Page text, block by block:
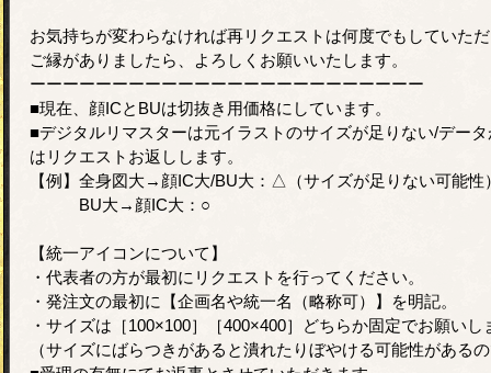
お気持ちが変わらなければ再リクエストは何度でもしていた
ご縁がありましたら、よろしくお願いいたします。
ーーーーーーーーーーーーーーーーーーーーーーーー
■現在、顔ICとBUは切抜き用価格にしています。
■デジタルリマスターは元イラストのサイズが足りない/デー
はリクエストお返しします。
【例】全身図大→顔IC大/BU大：△（サイズが足りない可能
BU大→顔IC大：○
【統一アイコンについて】
・代表者の方が最初にリクエストを行ってください。
・発注文の最初に【企画名や統一名（略称可）】を明記。
・サイズは［100×100］［400×400］どちらか固定でお願いし
（サイズにばらつきがあると潰れたりぼやける可能性がある